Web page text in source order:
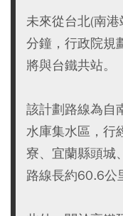
未來從台北(南
分鐘，行政院規
將與台鐵共站。
該計劃路線為自
水庫集水區，行
寮、宜蘭縣頭城
路線長約60.6公